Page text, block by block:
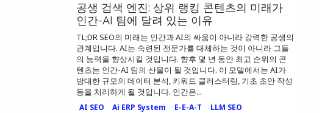
공생 검색 엔진: 상위 랭킹 콘텐츠의 미래가
인간-AI 팀에 달려 있는 이유
TL;DR SEO의 미래는 인간과 AI의 싸움이 아니라 강력한 공생의
관계입니다. AI는 숙련된 전문가를 대체하는 것이 아니라 그들
의 능력을 향상시킬 것입니다. 향후 몇 년 동안 최고 순위의 콘
텐츠는 인간-AI 팀의 산물이 될 것입니다. 이 모델에서는 AI가
방대한 규모의 데이터 분석, 키워드 클러스터링, 기초 초안 작성
등을 처리하게 될 것입니다. 인간은...
AI SEO Ai ERP System E-E-A-T
LLM SEO